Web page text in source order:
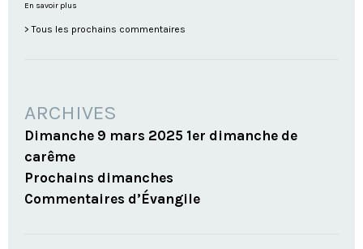
En savoir plus
Tous les prochains commentaires
ARCHIVES
Dimanche 9 mars 2025 1er dimanche de
carême
Prochains dimanches
Commentaires d’Évangile